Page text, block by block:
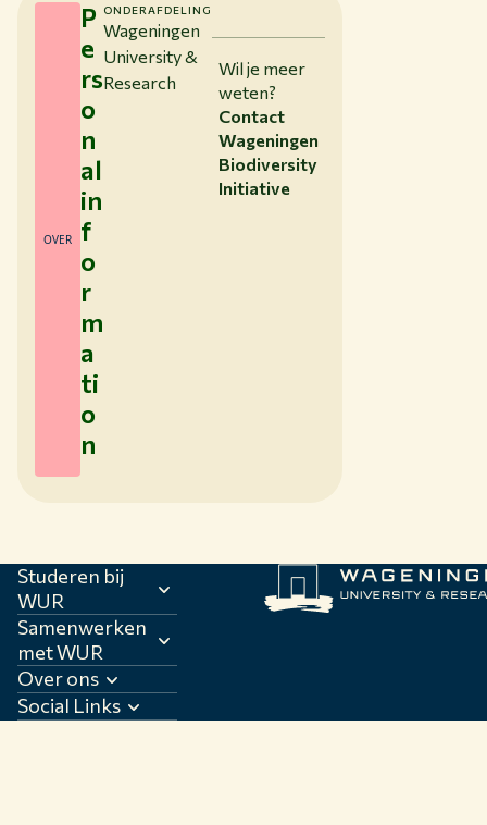
OVER
P
e
rs
o
n
al
in
f
o
r
m
a
ti
o
n
ONDERAFDELING
Wageningen
University &
Research
Wil je meer
weten?
Contact
Wageningen
Biodiversity
Initiative
Studeren bij
WUR
Samenwerken
met WUR
Over ons
Social Links